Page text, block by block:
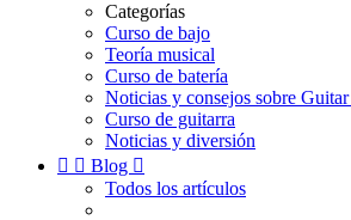
Categorías
Curso de bajo
Teoría musical
Curso de batería
Noticias y consejos sobre
Curso de guitarra
Noticias y diversión
  Blog 
Todos los artículos